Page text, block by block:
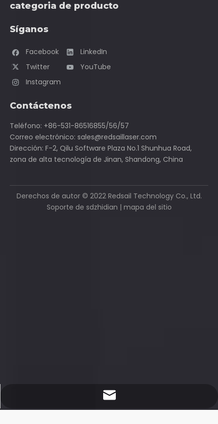
categoria de producto
Síganos
Facebook
LinkedIn
Twitter
YouTube
Instagram
Contáctenos
Teléfono: +86-531-86516855/56/57
Correo electrónico: sales@redsaillaser.com
Dirección: F-2, Qilu Software Plaza No.1 Shunhua Road,
zona de alta tecnología de Jinan, Shandong, China
sales@redsaillaser.com
Derechos de autor © 2022Redsail Technology Co., Ltd.
Soporte de sdzhidian | mapa del sitio